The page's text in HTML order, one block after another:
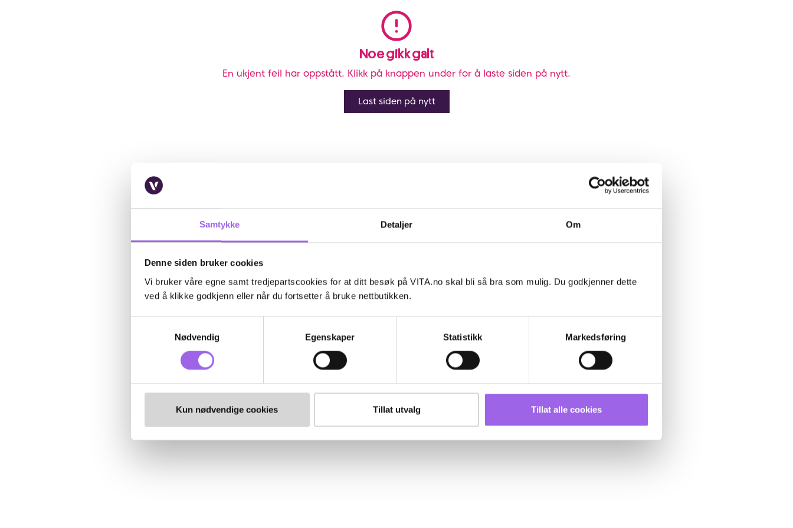
Samtykke Detaljer Om
Denne siden bruker cookies
Vi bruker våre egne samt tredjepartscookies for at ditt besøk på VITA.no skal bli så bra som mulig. Du godkjenner dette
ved å klikke godkjenn eller når du fortsetter å bruke nettbutikken.
Nødvendig
Egenskaper Statistikk Markedsføring
Kun nødvendige cookies Tillat utvalg Tillat alle cookies
Noe gikk galt
En ukjent feil har oppstått. Klikk på knappen under for å laste siden på nytt.
Last siden på nytt